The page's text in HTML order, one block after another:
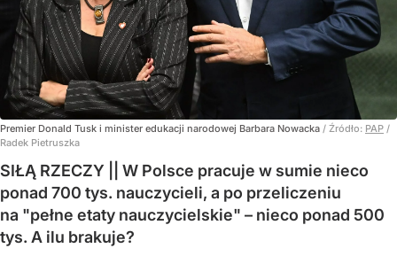
Premier Donald Tusk i minister edukacji narodowej Barbara Nowacka / Źródło: PAP /
Radek Pietruszka
SIŁĄ RZECZY || W Polsce pracuje w sumie nieco
ponad 700 tys. nauczycieli, a po przeliczeniu
na "pełne etaty nauczycielskie" – nieco ponad 500
tys. A ilu brakuje?